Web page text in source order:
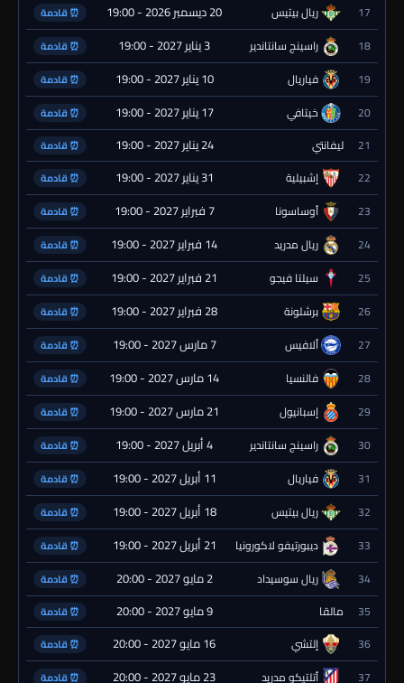
17 ريال بيتيس 20 ديسمبر 2026 - 19:00 ⏰ قادمة
18 راسينج سانتاندير 3 يناير 2027 - 19:00 ⏰ قادمة
19 فياريال 10 يناير 2027 - 19:00 ⏰ قادمة
20 خيتافي 17 يناير 2027 - 19:00 ⏰ قادمة
21 ليفانتي 24 يناير 2027 - 19:00 ⏰ قادمة
22 إشبيلية 31 يناير 2027 - 19:00 ⏰ قادمة
23 أوساسونا 7 فبراير 2027 - 19:00 ⏰ قادمة
24 ريال مدريد 14 فبراير 2027 - 19:00 ⏰ قادمة
25 سيلتا فيجو 21 فبراير 2027 - 19:00 ⏰ قادمة
26 برشلونة 28 فبراير 2027 - 19:00 ⏰ قادمة
27 ألافيس 7 مارس 2027 - 19:00 ⏰ قادمة
28 فالنسيا 14 مارس 2027 - 19:00 ⏰ قادمة
29 إسبانيول 21 مارس 2027 - 19:00 ⏰ قادمة
30 راسينج سانتاندير 4 أبريل 2027 - 19:00 ⏰ قادمة
31 فياريال 11 أبريل 2027 - 19:00 ⏰ قادمة
32 ريال بيتيس 18 أبريل 2027 - 19:00 ⏰ قادمة
33 ديبورتيفو لاكورونيا 21 أبريل 2027 - 19:00 ⏰ قادمة
34 ريال سوسيداد 2 مايو 2027 - 20:00 ⏰ قادمة
35 مالقا 9 مايو 2027 - 20:00 ⏰ قادمة
36 إلتشي 16 مايو 2027 - 20:00 ⏰ قادمة
37 أتلتيكو مدريد 23 مايو 2027 - 20:00 ⏰ قادمة